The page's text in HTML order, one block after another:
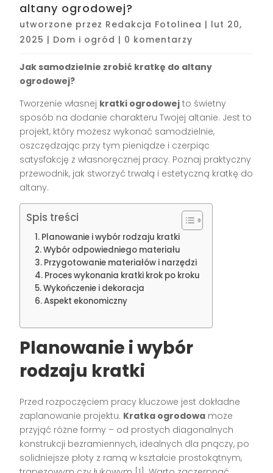
altany ogrodowej?
utworzone przez Redakcja Fotolinea | lut 20,
2025 | Dom i ogród | 0 komentarzy
Jak samodzielnie zrobić kratkę do altany
ogrodowej?
Tworzenie własnej kratki ogrodowej to świetny
sposób na dodanie charakteru Twojej altanie. Jest to
projekt, który możesz wykonać samodzielnie,
oszczędzając przy tym pieniądze i czerpiąc
satysfakcję z własnoręcznej pracy. Poznaj praktyczny
przewodnik, jak stworzyć trwałą i estetyczną kratkę do
altany.
Spis treści
Planowanie i wybór rodzaju kratki
Wybór odpowiedniego materiału
Przygotowanie materiałów i narzędzi
Proces wykonania kratki krok po kroku
Wykończenie i dekoracja
Aspekt ekonomiczny
Planowanie i wybór
rodzaju kratki
Przed rozpoczęciem pracy kluczowe jest dokładne
zaplanowanie projektu. Kratka ogrodowa może
przyjąć różne formy – od prostych diagonalnych
konstrukcji bezramiennych, idealnych dla pnączy, po
solidniejsze płoty z ramą w kształcie prostokątnym,